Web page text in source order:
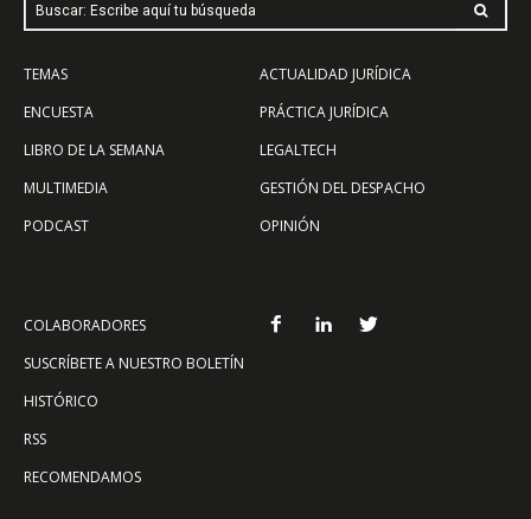
Buscar: Escribe aquí tu búsqueda
TEMAS
ENCUESTA
LIBRO DE LA SEMANA
MULTIMEDIA
PODCAST
ACTUALIDAD JURÍDICA
PRÁCTICA JURÍDICA
LEGALTECH
GESTIÓN DEL DESPACHO
OPINIÓN
COLABORADORES
SUSCRÍBETE A NUESTRO BOLETÍN
HISTÓRICO
RSS
RECOMENDAMOS